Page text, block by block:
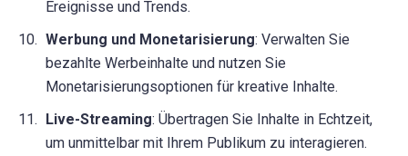
Ereignisse und Trends.
Werbung und Monetarisierung: Verwalten Sie
bezahlte Werbeinhalte und nutzen Sie
Monetarisierungsoptionen für kreative Inhalte.
Live-Streaming: Übertragen Sie Inhalte in Echtzeit,
um unmittelbar mit Ihrem Publikum zu interagieren.